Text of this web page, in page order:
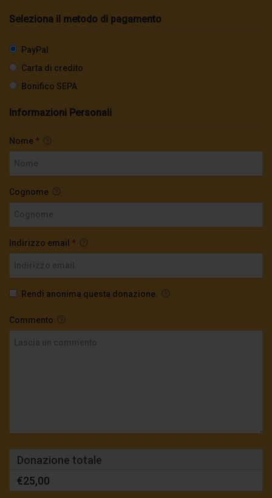
Seleziona il metodo di pagamento
PayPal
Carta di credito
Bonifico SEPA
Informazioni Personali
Nome *
Cognome
Indirizzo email *
Rendi anonima questa donazione.
Commento
Donazione totale
€25,00